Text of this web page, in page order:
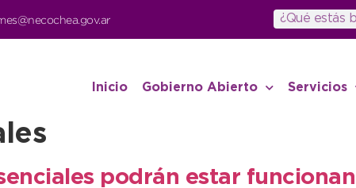
Inicio Gobierno Abierto Servicios
podrán estar